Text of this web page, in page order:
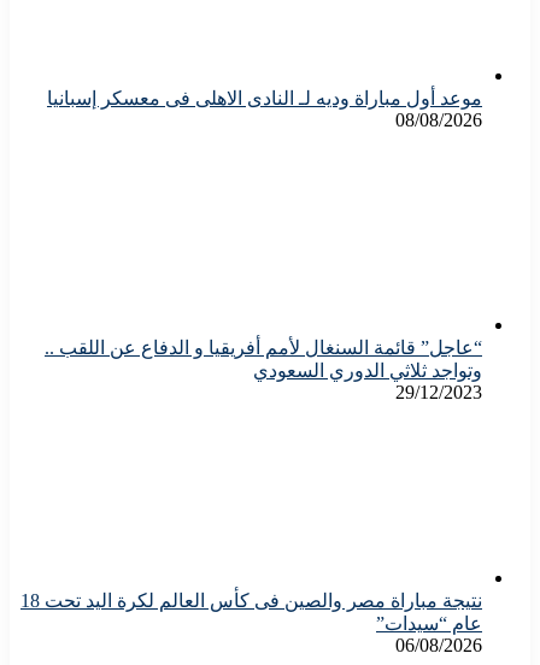
موعد أول مباراة وديه لـ النادى الاهلى فى معسكر إسبانيا
08/08/2026
“عاجل” قائمة السنغال لأمم أفريقيا و الدفاع عن اللقب ..
وتواجد ثلاثي الدوري السعودي
29/12/2023
نتيجة مباراة مصر والصين فى كأس العالم لكرة اليد تحت 18
عام “سيدات”
06/08/2026